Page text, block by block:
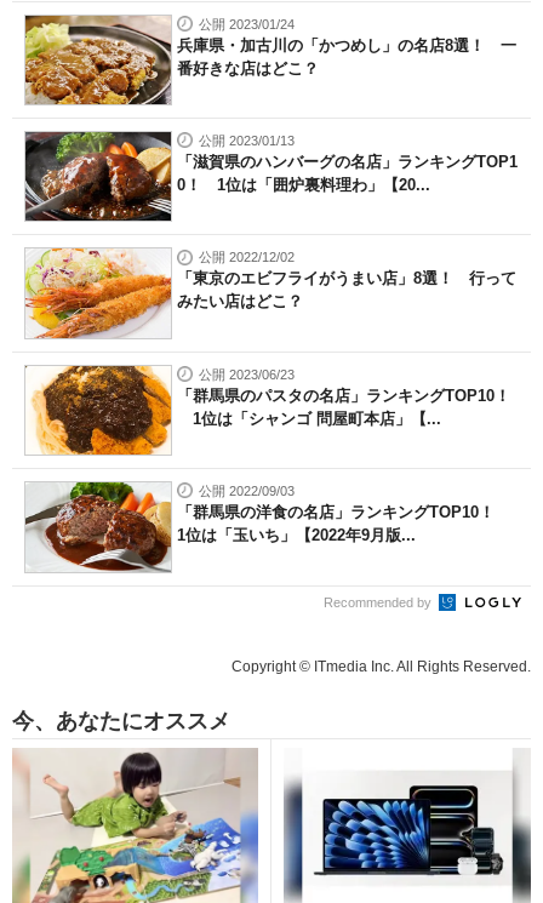
公開 2023/01/24
兵庫県・加古川の「かつめし」の名店8選！ 一
番好きな店はどこ？
公開 2023/01/13
「滋賀県のハンバーグの名店」ランキングTOP1
0！ 1位は「囲炉裏料理わ」【20...
公開 2022/12/02
「東京のエビフライがうまい店」8選！ 行って
みたい店はどこ？
公開 2023/06/23
「群馬県のパスタの名店」ランキングTOP10！
1位は「シャンゴ 問屋町本店」【...
公開 2022/09/03
「群馬県の洋食の名店」ランキングTOP10！
1位は「玉いち」【2022年9月版...
Recommended by
Copyright © ITmedia Inc. All Rights Reserved.
今、あなたにオススメ